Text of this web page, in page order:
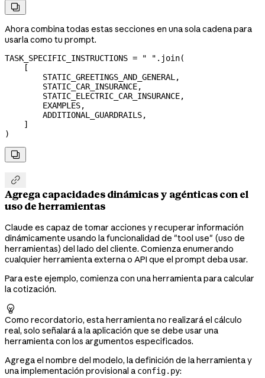

Ahora combina todas estas secciones en una sola cadena para
usarla como tu prompt.
TASK_SPECIFIC_INSTRUCTIONS = " " .join(
    [
        STATIC_GREETINGS_AND_GENERAL
,
        STATIC_CAR_INSURANCE
,
        STATIC_ELECTRIC_CAR_INSURANCE
,
        EXAMPLES
,
        ADDITIONAL_GUARDRAILS
,
    ]
)


Agrega capacidades dinámicas y agénticas con el
uso de herramientas
Claude es capaz de tomar acciones y recuperar información
dinámicamente usando la funcionalidad de "tool use" (uso de
herramientas) del lado del cliente. Comienza enumerando
cualquier herramienta externa o API que el prompt deba usar.
Para este ejemplo, comienza con una herramienta para calcular
la cotización.

Como recordatorio, esta herramienta no realizará el cálculo
real, solo señalará a la aplicación que se debe usar una
herramienta con los argumentos especificados.
Agrega el nombre del modelo, la definición de la herramienta y
una implementación provisional a config.py: